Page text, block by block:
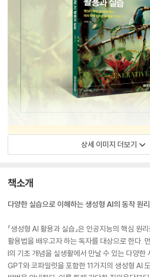
상세 이미지 더보기
책소개
다양한 실습으로 이해하는 생성형 AI의 동작 원
『생성형 AI 활용과 실습』은 인공지능의 핵심 원
활용법을 배우고자 하는 독자를 대상으로 한다.
I의 기초 개념을 실생활에서 만날 수 있는 다양한
GPT와 코파일럿을 포함한 11가지의 생성형 AI